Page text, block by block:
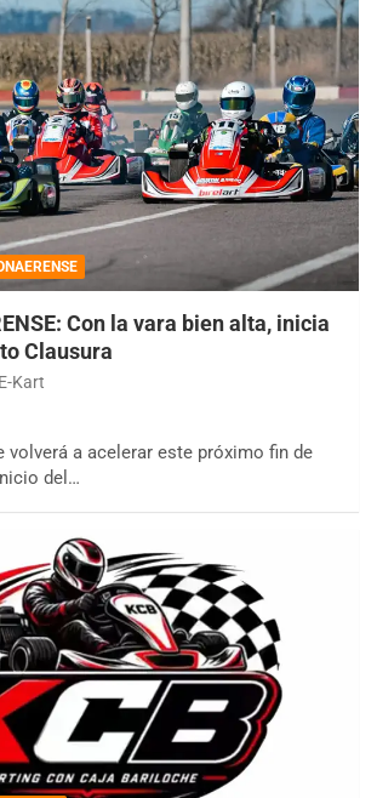
Con la vara bien alta, inicia
Clausura
E-Kart
volverá a acelerar este próximo fin de
del…